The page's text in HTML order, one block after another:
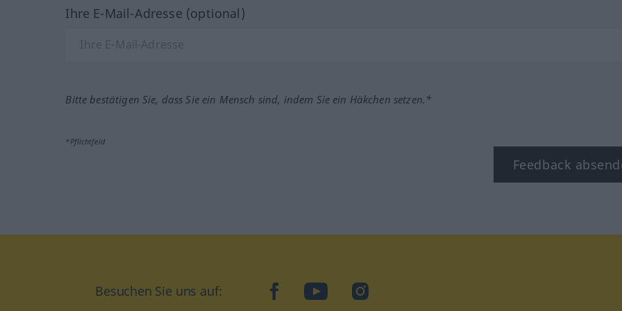
Ihre E-Mail-Adresse (optional)
Bitte bestätigen Sie, dass Sie ein Mensch sind, indem Sie ein Häkchen setzen.*
*Pflichtfeld
Feedback
Besuchen Sie uns auf: facebookYouTubeInstagram